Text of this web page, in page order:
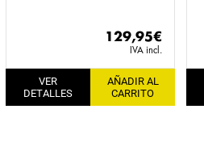
129,95€
IVA incl.
VER
DETALLES
AÑADIR AL
CARRITO